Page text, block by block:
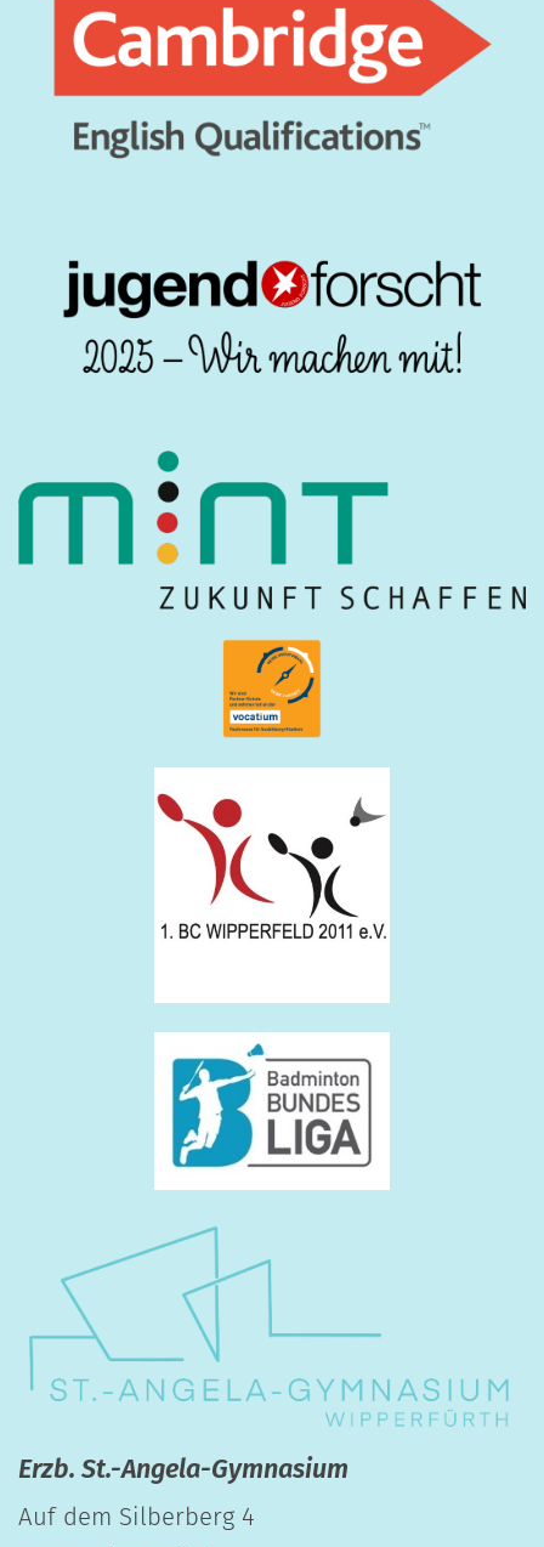
Erzb. St.-Angela-Gymnasium
Auf dem Silberberg 4